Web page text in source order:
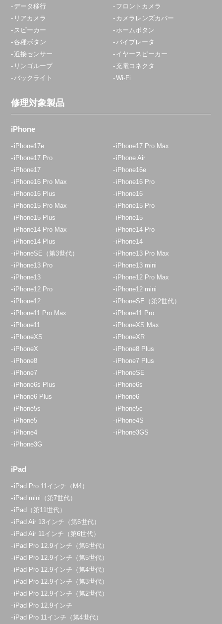
データ移行
フロントカメラ
リアカメラ
カメラレンズカバー
スピーカー
ホームボタン
各種ボタン
バイブレータ
近接センサー
イヤースピーカー
リンゴループ
充電コネクタ
バックライト
Wi-Fi
修理対象製品
iPhone
iPhone17e
iPhone17 Pro Max
iPhone17 Pro
iPhone Air
iPhone17
iPhone16e
iPhone16 Pro Max
iPhone16 Pro
iPhone16 Plus
iPhone16
iPhone15 Pro Max
iPhone15 Pro
iPhone15 Plus
iPhone15
iPhone14 Pro Max
iPhone14 Pro
iPhone14 Plus
iPhone14
iPhoneSE（第3世代）
iPhone13 Pro Max
iPhone13 Pro
iPhone13 mini
iPhone13
iPhone12 Pro Max
iPhone12 Pro
iPhone12 mini
iPhone12
iPhoneSE（第2世代）
iPhone11 Pro Max
iPhone11 Pro
iPhone11
iPhoneXS Max
iPhoneXS
iPhoneXR
iPhoneX
iPhone8 Plus
iPhone8
iPhone7 Plus
iPhone7
iPhoneSE
iPhone6s Plus
iPhone6s
iPhone6 Plus
iPhone6
iPhone5s
iPhone5c
iPhone5
iPhone4S
iPhone4
iPhone3GS
iPhone3G
iPad
iPad Pro 11インチ（M4）
iPad mini（第7世代）
iPad（第11世代）
iPad Air 13インチ（第6世代）
iPad Air 11インチ（第6世代）
iPad Pro 12.9インチ（第6世代）
iPad Pro 12.9インチ（第5世代）
iPad Pro 12.9インチ（第4世代）
iPad Pro 12.9インチ（第3世代）
iPad Pro 12.9インチ（第2世代）
iPad Pro 12.9インチ
iPad Pro 11インチ（第4世代）